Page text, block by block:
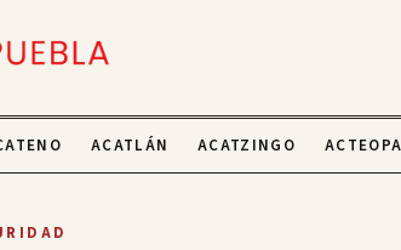
ACATLÁN ACATZINGO